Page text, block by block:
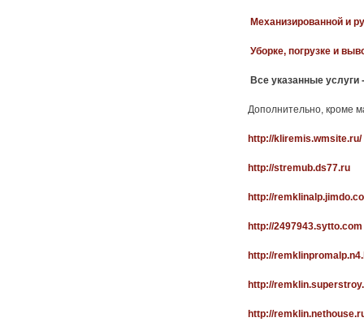
Механизированной и
Уборке, погрузке и
Все указанные
Дополнительно, кроме
http://kliremis.wmsite.ru/
http://stremub.ds77.ru
http://
http://2497943.sytto.com
http://
http://
http://